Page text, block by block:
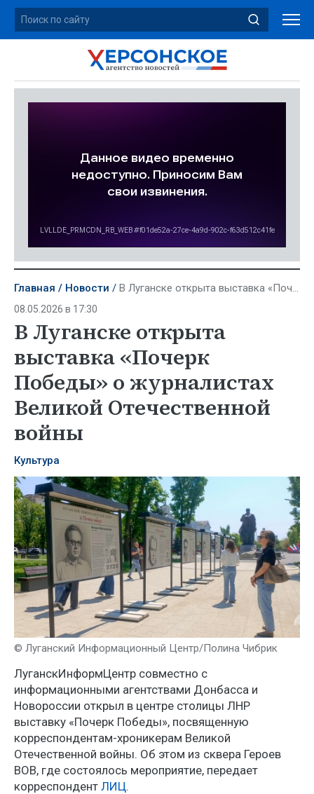
Главная Новости В Луганске открыта выставка «Почерк Победы» о журналистах Великой Отечественной войны
08.05.2026 в 17:30
В Луганске открыта
выставка «Почерк
Победы» о журналистах
Великой Отечественной
войны
Культура
© Луганский Информационный Центр/Полина Чибрик
ЛуганскИнформЦентр совместно с
информационными агентствами Донбасса и
Новороссии открыл в центре столицы ЛНР
выставку «Почерк Победы», посвященную
корреспондентам-хроникерам Великой
Отечественной войны. Об этом из сквера Героев
ВОВ, где состоялось мероприятие, передает
корреспондент ЛИЦ.